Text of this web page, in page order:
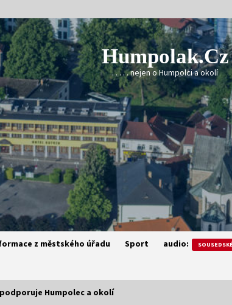
Humpolak.cz
. . . . . nejen o Humpolci a okolí
z městského úřadu Sport audio:
Humpolec a okolí